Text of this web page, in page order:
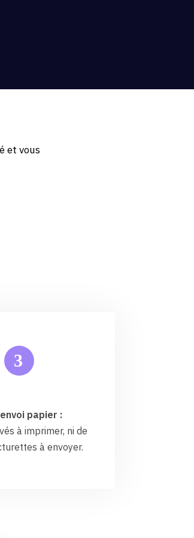
et vous
3
papier :
à imprimer, ni de
à envoyer.